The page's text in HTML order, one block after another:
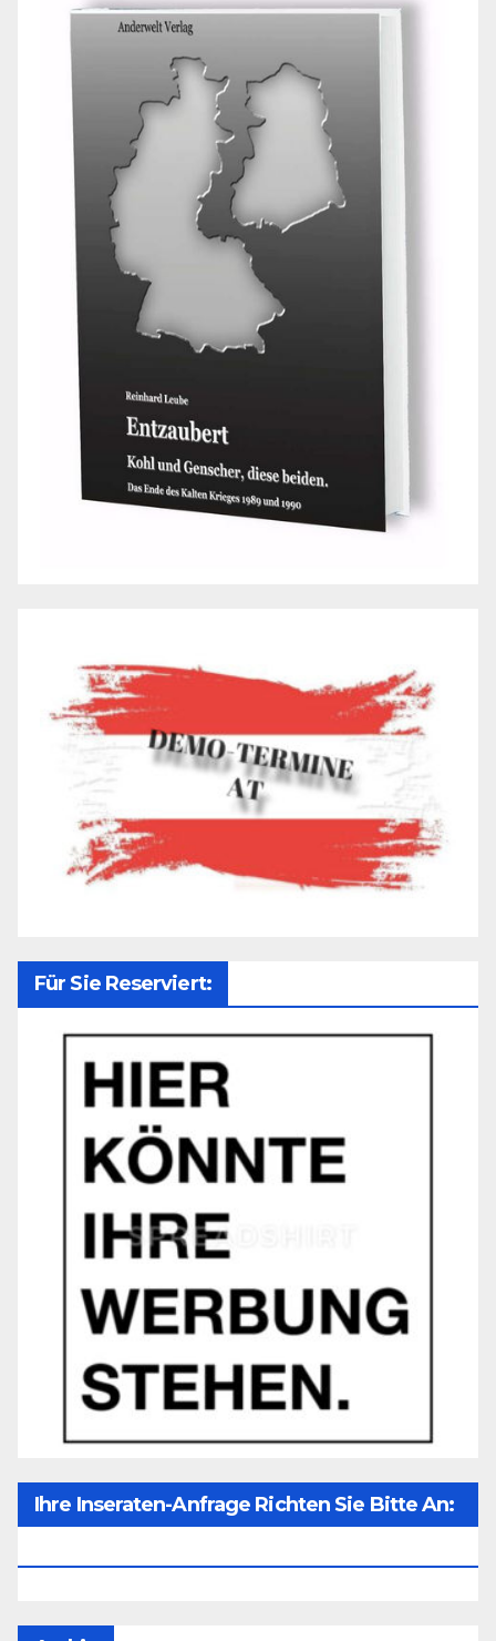
Für Sie Reserviert:
Ihre Inseraten-Anfrage Richten Sie Bitte An: